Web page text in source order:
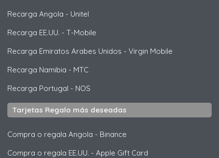
Recarga Angola - Unitel
Recarga EE.UU. - T-Mobile
Recarga Emiratos Arabes Unidos - Virgin Mobile
Recarga Namibia - MTC
Recarga Portugal - NOS
Tarjetas Regalo más deseadas
Compra o regala Angola - Binance
Compra o regala EE.UU. - Apple Gift Card